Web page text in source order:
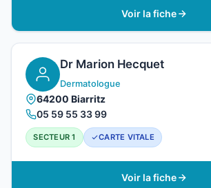
Voir la fiche
Dr Marion Hecquet
Dermatologue
64200 Biarritz
05 59 55 33 99
SECTEUR 1 CARTE VITALE
Voir la fiche